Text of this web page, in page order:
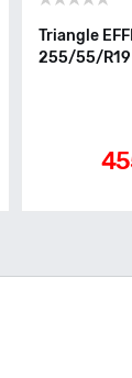
Triangle
255/55/R19